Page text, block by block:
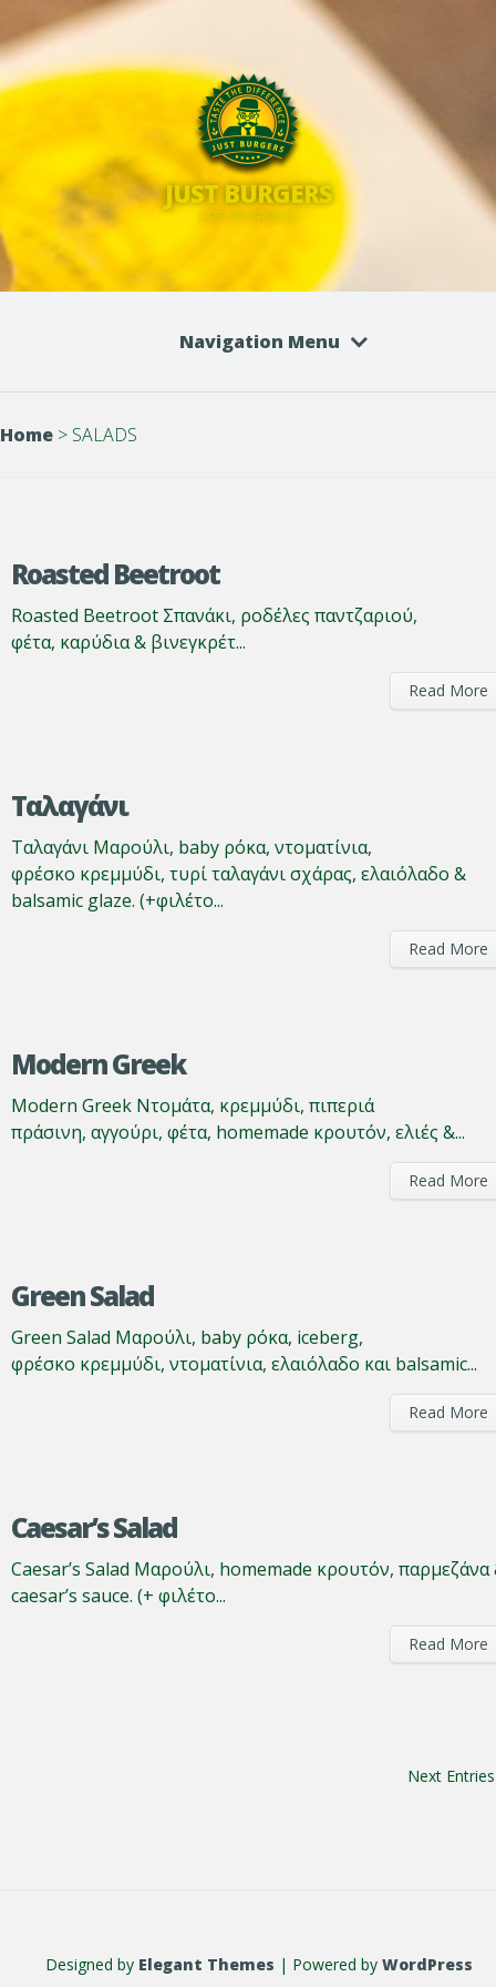
JUST BURGERS
Navigation Menu
Home > SALADS
Roasted Beetroot
Roasted Beetroot Σπανάκι, ροδέλες παντζαριού,
φέτα, καρύδια & βινεγκρέτ...
Read More
Ταλαγάνι
Ταλαγάνι Μαρούλι, baby ρόκα, ντοματίνια,
φρέσκο κρεμμύδι, τυρί ταλαγάνι σχάρας, ελαιόλαδο &
balsamic glaze. (+φιλέτο...
Read More
Modern Greek
Modern Greek Ντομάτα, κρεμμύδι, πιπεριά
πράσινη, αγγούρι, φέτα, homemade κρουτόν, ελιές &...
Read More
Green Salad
Green Salad Μαρούλι, baby ρόκα, iceberg,
φρέσκο κρεμμύδι, ντοματίνια, ελαιόλαδο και balsamic...
Read More
Caesar’s Salad
Caesar’s Salad Μαρούλι, homemade κρουτόν, παρμεζάνα
caesar’s sauce. (+ φιλέτο...
Read More
Next
Designed by Elegant Themes | Powered by WordPress